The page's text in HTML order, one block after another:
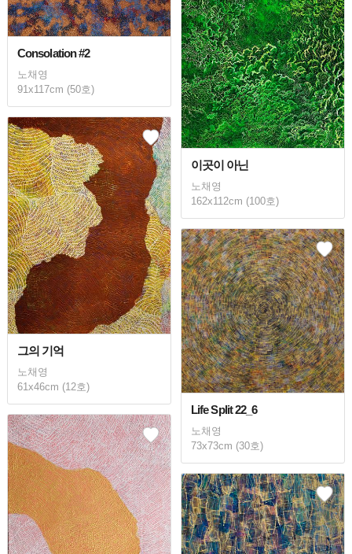
Consolation #2
노채영
91x117cm (50호)
이곳이 아닌
노채영
162x112cm (100호)
그의 기억
노채영
61x46cm (12호)
Life Split 22_6
노채영
73x73cm (30호)